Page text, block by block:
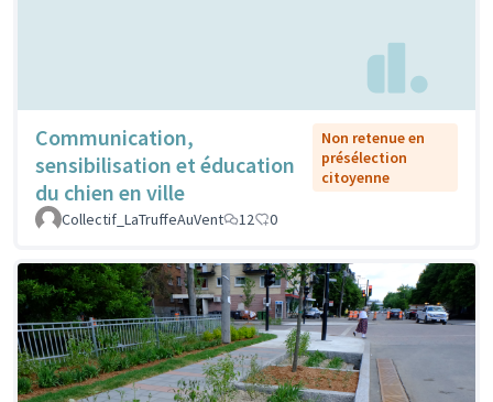
Communication,
sensibilisation et éducation
du chien en ville
Non retenue en
présélection
citoyenne
Collectif_LaTruffeAuVent 12 0